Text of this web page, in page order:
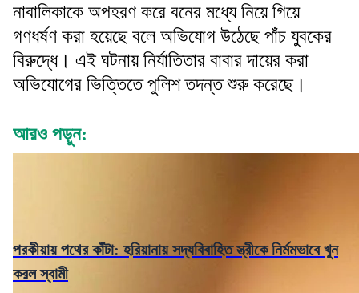
নাবালিকাকে অপহরণ করে বনের মধ্যে নিয়ে গিয়ে
গণধর্ষণ করা হয়েছে বলে অভিযোগ উঠেছে পাঁচ যুবকের
বিরুদ্ধে। এই ঘটনায় নির্যাতিতার বাবার দায়ের করা
অভিযোগের ভিত্তিতে পুলিশ তদন্ত শুরু করেছে।
আরও পড়ুন:
পরকীয়ায় পথের কাঁটা: হরিয়ানায় সদ্যবিবাহিত স্ত্রীকে নির্মমভাবে খুন
করল স্বামী